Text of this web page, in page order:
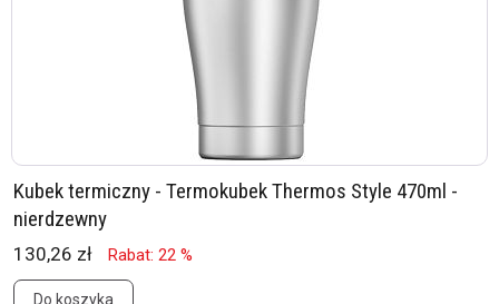
Kubek termiczny - Termokubek Thermos Style 470ml -
nierdzewny
130,26 zł Rabat: 22 %
Do koszyka